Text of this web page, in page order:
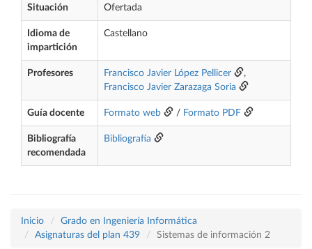
Situación Ofertada
Idioma de
impartición
Castellano
Profesores Francisco Javier López Pellicer
,
Francisco Javier Zarazaga Soria
Guía docente Formato web / Formato PDF
Bibliografía
recomendada
Bibliografía
Inicio
Grado en Ingeniería Informática
Asignaturas del plan 439
Sistemas de información 2